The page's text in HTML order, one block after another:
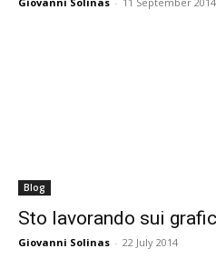
Blog
Sto lavorando sui
Giovanni Solinas - 22 July 2014